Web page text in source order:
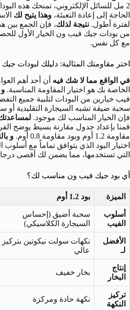
2 مل للسائل الإلكتروني، تمنحك هذه
الحاجة إلى إعادة التعبئة، وهذا يتيح لك
لفترة أطول. نتيجة لذلك، فإن الجمع بين
من بودات جيك فيب ون الخيار الأول
مع كل نفس.
اختر مقاومتك المثالية: دليلك لبودات جيك فيب ون 0.8
في الواقع مما لا شك فيه أن أحد أهم
الخاصة بك هو اختيار المقاومة المناسبة.
فيب خيارين من البودات لتلبية جميع
سحبة ضيقة تشبه السيجارة التقليدية أو
فإن الخيار المناسب لك موجود.
قمنا بإعداد جدول مقارنة بسيط يوضح
مقاومة 1.2 أوم وبود مقاومة 0.8 أوم.
و
اختيار البود الذي يتوافق تماماً مع
التي تستخدمها، مما يضمن لك أقصى
أي بود جيك فيب ون مناسب لك؟
الميزة بود 1.2 أوم
أسلوب
الفيب
سحبة أضيق (إحساس
السيجارة الكلاسيكي)
الأفضل
لـ
نكهات سولت نيكوتين بتركيز
عالي
إنتاج
البخار
بخار خفيف
تركيز
النكهة
نكهة حادة ومركزة